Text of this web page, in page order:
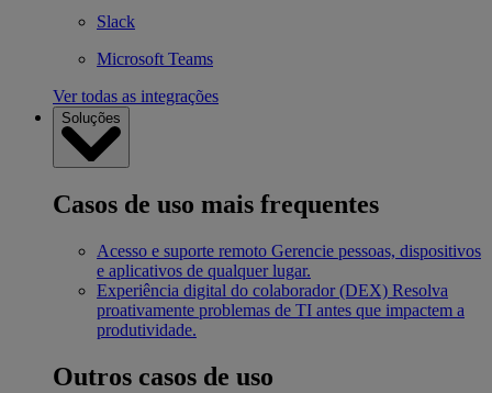
Slack
Microsoft Teams
Ver todas as integrações
Soluções
Casos de uso mais frequentes
Acesso e suporte remoto Gerencie pessoas, dispositivos
e aplicativos de qualquer lugar.
Experiência digital do colaborador (DEX) Resolva
proativamente problemas de TI antes que impactem a
produtividade.
Outros casos de uso